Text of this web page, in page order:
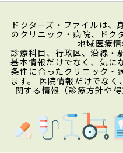
ドクターズ・ファイルは、
のクリニック・病院、ドク
地域医療情
診療科目、行政区、沿線・
基本情報だけでなく、気に
条件に合ったクリニック・
ます。 医院情報だけでな
関する情報（診療方針や